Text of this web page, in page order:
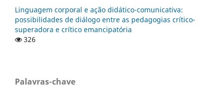
Linguagem corporal e ação didático-comunicativa:
possibilidades de diálogo entre as pedagogias crítico-
superadora e crítico emancipatória
326
Palavras-chave